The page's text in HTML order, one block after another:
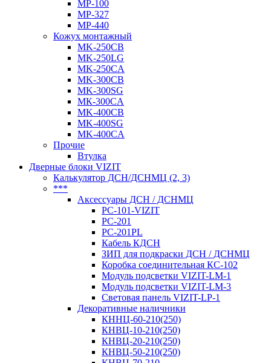
MP-100
MP-327
MP-440
Кожух монтажный
MK-250CB
MK-250LG
MK-250CA
MK-300CB
MK-300SG
МК-300СA
MK-400CB
MK-400SG
MK-400CA
Прочие
Втулка
Дверные блоки VIZIT
Калькулятор ДСН/ДСНМЦ (2, 3)
***
Аксессуары ДСН / ДСНМЦ
PC-101-VIZIT
PC-201
PC-201PL
Кабель КДСН
ЗИП для подкраски ДСН / ДСНМЦ
Коробка соединительная КС-102
Модуль подсветки VIZIT-LM-1
Модуль подсветки VIZIT-LM-3
Световая панель VIZIT-LP-1
Декоративные наличники
КННЦ-60-210(250)
КНВЦ-10-210(250)
КНВЦ-20-210(250)
КНВЦ-50-210(250)